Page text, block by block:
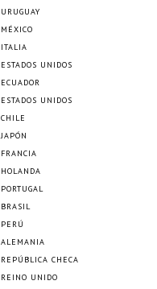
URUGUAY
MÉXICO
ITALIA
ESTADOS UNIDOS
ECUADOR
ESTADOS UNIDOS
CHILE
JAPÓN
FRANCIA
HOLANDA
PORTUGAL
BRASIL
PERÚ
ALEMANIA
REPÚBLICA CHECA
REINO UNIDO